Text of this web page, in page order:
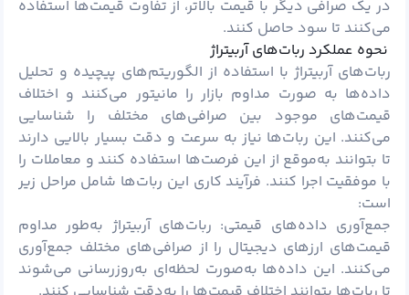
در یک صرافی دیگر با قیمت بالاتر، از تفاوت قیمت‌ها استفاده
می‌کنند تا سود حاصل کنند.
نحوه عملکرد ربات‌های آربیتراژ
ربات‌های آربیتراژ با استفاده از الگوریتم‌های پیچیده و تحلیل
داده‌ها به صورت مداوم بازار را مانیتور می‌کنند و اختلاف
قیمت‌های موجود بین صرافی‌های مختلف را شناسایی
می‌کنند. این ربات‌ها نیاز به سرعت و دقت بسیار بالایی دارند
تا بتوانند به‌موقع از این فرصت‌ها استفاده کنند و معاملات را
با موفقیت اجرا کنند. فرآیند کاری این ربات‌ها شامل مراحل زیر
است:
جمع‌آوری داده‌های قیمتی: ربات‌های آربیتراژ به‌طور مداوم
قیمت‌های ارزهای دیجیتال را از صرافی‌های مختلف جمع‌آوری
می‌کنند. این داده‌ها به‌صورت لحظه‌ای به‌روزرسانی می‌شوند